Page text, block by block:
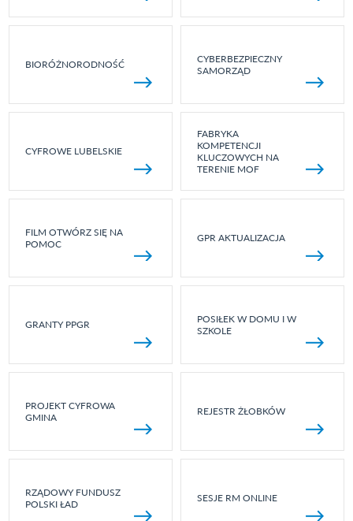
BIORÓŻNORODNOŚĆ
CYBERBEZPIECZNY
SAMORZĄD
CYFROWE LUBELSKIE
FABRYKA
KOMPETENCJI
KLUCZOWYCH NA
TERENIE MOF
FILM OTWÓRZ SIĘ NA
POMOC
GPR AKTUALIZACJA
GRANTY PPGR
POSIŁEK W DOMU I W
SZKOLE
PROJEKT CYFROWA
GMINA
REJESTR ŻŁOBKÓW
RZĄDOWY FUNDUSZ
POLSKI ŁAD
SESJE RM ONLINE